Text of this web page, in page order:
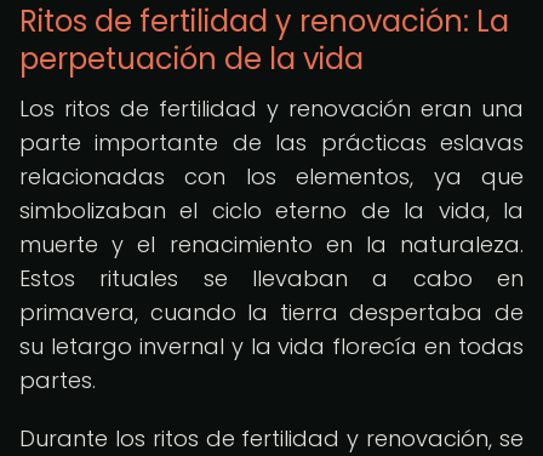
Ritos de fertilidad y renovación: La
perpetuación de la vida
Los ritos de fertilidad y renovación eran una
parte importante de las prácticas eslavas
relacionadas con los elementos, ya que
simbolizaban el ciclo eterno de la vida, la
muerte y el renacimiento en la naturaleza.
Estos rituales se llevaban a cabo en
primavera, cuando la tierra despertaba de
su letargo invernal y la vida florecía en todas
partes.
Durante los ritos de fertilidad y renovación, se